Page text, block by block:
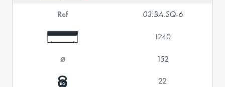
Ref 03.BA.SQ-6
1240
⌀ 152
22